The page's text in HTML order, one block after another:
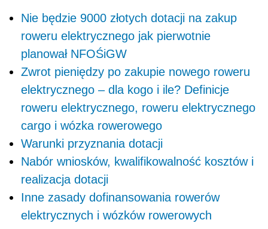
Nie będzie 9000 złotych dotacji na zakup
roweru elektrycznego jak pierwotnie
planował NFOŚiGW
Zwrot pieniędzy po zakupie nowego roweru
elektrycznego – dla kogo i ile? Definicje
roweru elektrycznego, roweru elektrycznego
cargo i wózka rowerowego
Warunki przyznania dotacji
Nabór wniosków, kwalifikowalność kosztów i
realizacja dotacji
Inne zasady dofinansowania rowerów
elektrycznych i wózków rowerowych